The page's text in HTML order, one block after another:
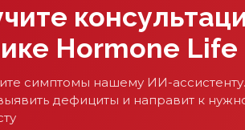
Hormone Life
симптомы нашему ИИ-
дефициты и направит к